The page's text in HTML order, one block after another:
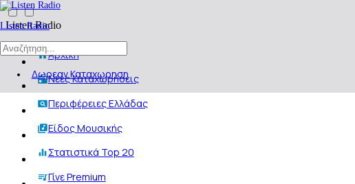
Listen Radio
Δωρεαν Καταχωρηση
Listen Radio
Αρχική
Νέες Καταχωρήσεις
Περιφέρειες Ελλάδας
Είδος Μουσικής
Στατιστικά Top 20
Γίνε Premium